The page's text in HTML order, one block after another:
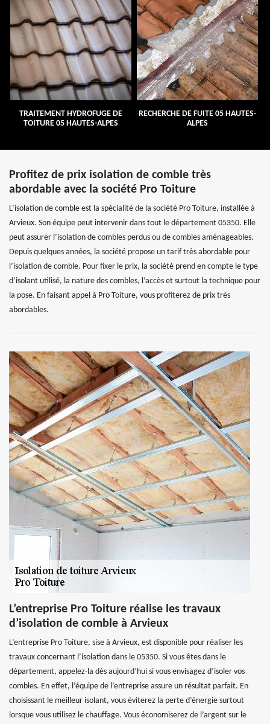
TRAITEMENT HYDROFUGE DE
TOITURE 05 HAUTES-ALPES
RECHERCHE DE FUITE 05 HAUTES-
ALPES
Profitez de prix isolation de comble très
abordable avec la société Pro Toiture
L’isolation de comble est la spécialité de la société Pro Toiture, installée à
Arvieux. Son équipe peut intervenir dans tout le département 05350. Elle
peut assurer l’isolation de combles perdus ou de combles aménageables.
Depuis quelques années, la société propose un tarif très abordable pour
l’isolation de comble. Pour fixer le prix, la société prend en compte le type
d’isolant utilisé, la nature des combles, l’accès et surtout la technique pour
la pose. En faisant appel à Pro Toiture, vous profiterez de prix très
abordables.
L’entreprise Pro Toiture réalise les travaux
d’isolation de comble à Arvieux
L’entreprise Pro Toiture, sise à Arvieux, est disponible pour réaliser les
travaux concernant l’isolation dans le 05350. Si vous êtes dans le
département, appelez-la dès aujourd’hui si vous envisagez d’isoler vos
combles. En effet, l’équipe de l’entreprise assure un résultat parfait. En
choisissant le meilleur isolant, vous éviterez la perte d’énergie surtout
lorsque vous utilisez le chauffage. Vous économiserez de l’argent sur le